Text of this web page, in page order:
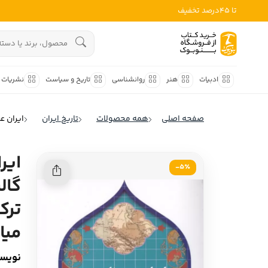
تا 45درصد تخفیف
ادبیات هنر روانشناسی تاریخ و سیاست نشریات
ادبیات ایران
ادبیات فرانسه
ادبیات ایتالیا
ادبیات روسیه
ادبیات آمریکای لاتین
ادبیات
صفحه اصلی همه محصولات تاریخ ایران ایران
5٪-